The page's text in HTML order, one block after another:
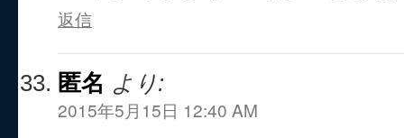
返信
匿名 より:
2015年5月15日 12:40 AM